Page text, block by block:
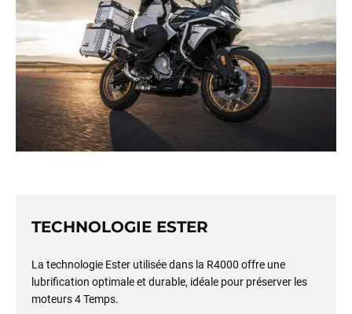
TECHNOLOGIE ESTER
La technologie Ester utilisée dans la R4000 offre une
lubrification optimale et durable, idéale pour préserver les
moteurs 4 Temps.